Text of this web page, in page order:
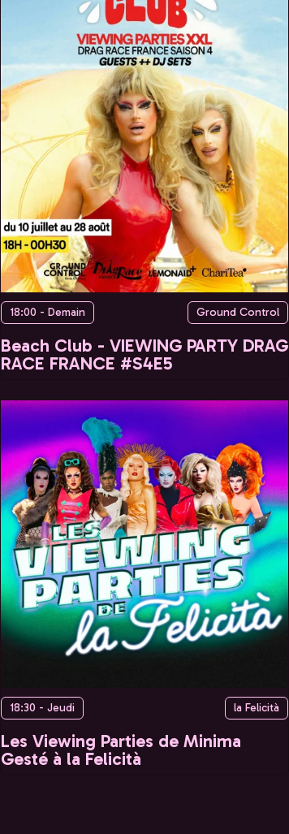
18:00 - Demain Ground Control
Beach Club - VIEWING PARTY DRAG
RACE FRANCE #S4E5
18:30 - Jeudi la Felicità
Les Viewing Parties de Minima
Gesté à la Felicità